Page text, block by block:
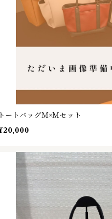
ートバッグＭ×Ｍセット